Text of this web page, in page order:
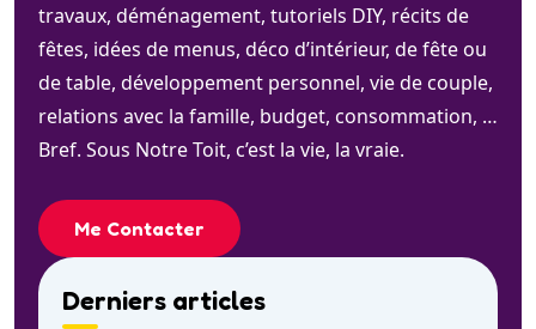
travaux, déménagement, tutoriels DIY, récits de
fêtes, idées de menus, déco d’intérieur, de fête ou
de table, développement personnel, vie de couple,
relations avec la famille, budget, consommation, …
Bref. Sous Notre Toit, c’est la vie, la vraie.
Me Contacter
Derniers articles